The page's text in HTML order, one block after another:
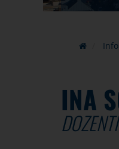
INA